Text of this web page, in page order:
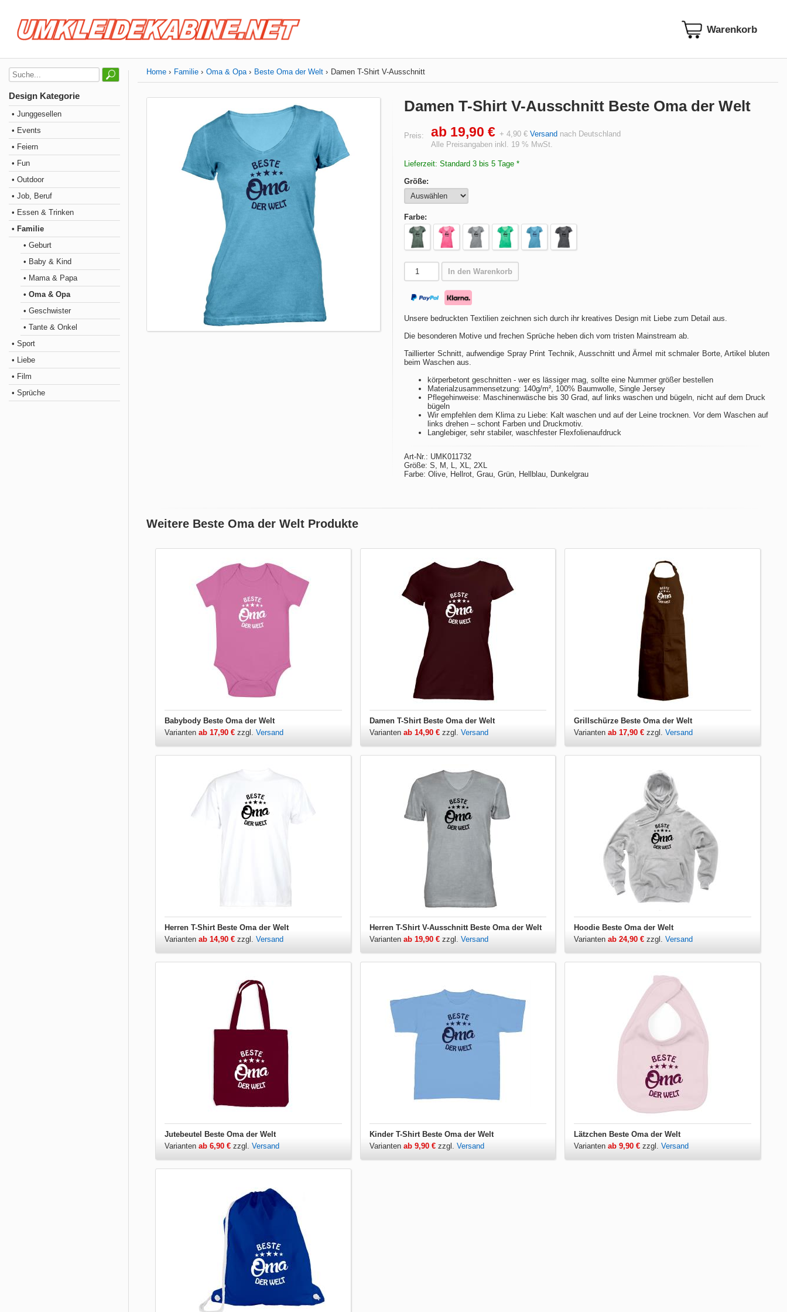
Design Kategorie
• Junggesellen
• Events
• Feiern
• Fun
• Outdoor
• Job, Beruf
• Essen & Trinken
• Familie
• Geburt
• Baby & Kind
• Mama & Papa
• Oma & Opa
• Geschwister
• Tante & Onkel
• Sport
• Liebe
• Film
• Sprüche
Home Familie Oma & Opa Beste Oma der Welt Damen T-Shirt V-Ausschnitt
Damen T-Shirt V-Ausschnitt Beste Oma der Welt
Preis: ab 19,90 € + 4,90 € Versand nach Deutschland
Alle Preisangaben inkl. 19 % MwSt.
Lieferzeit: Standard 3 bis 5 Tage *
Größe:
Farbe:
In den Warenkorb
Unsere bedruckten Textilien zeichnen sich durch ihr kreatives Design mit Liebe zum Detail aus.
Die besonderen Motive und frechen Sprüche heben dich vom tristen Mainstream ab.
Taillierter Schnitt, aufwendige Spray Print Technik, Ausschnitt und Ärmel mit schmaler Borte, Artikel bluten
beim Waschen aus.
körperbetont geschnitten - wer es lässiger mag, sollte eine Nummer größer bestellen
Materialzusammensetzung: 140g/m², 100% Baumwolle, Single Jersey
Pflegehinweise: Maschinenwäsche bis 30 Grad, auf links waschen und bügeln, nicht auf dem Druck
bügeln
Wir empfehlen dem Klima zu Liebe: Kalt waschen und auf der Leine trocknen. Vor dem Waschen auf
links drehen – schont Farben und Druckmotiv.
Langlebiger, sehr stabiler, waschfester Flexfolienaufdruck
Art-Nr.: UMK011732
Größe: S, M, L, XL, 2XL
Farbe: Olive, Hellrot, Grau, Grün, Hellblau, Dunkelgrau
Weitere Beste Oma der Welt Produkte
Babybody Beste Oma der Welt
Varianten ab 17,90 € zzgl. Versand
Damen T-Shirt Beste Oma der Welt
Varianten ab 14,90 €zzgl. Versand
Grillschürze Beste Oma der Welt
Variantenab 17,90 € zzgl.Versand
Herren T-Shirt Beste Oma der Welt
Varianten ab 14,90 € zzgl. Versand
Herren T-Shirt V-Ausschnitt Beste Oma der Welt
Varianten ab 19,90 €zzgl. Versand
Hoodie Beste Oma der Welt
Variantenab 24,90 € zzgl.Versand
Jutebeutel Beste Oma der Welt
Varianten ab 6,90 € zzgl. Versand
Kinder T-Shirt Beste Oma der Welt
Varianten ab 9,90 €zzgl. Versand
Lätzchen Beste Oma der Welt
Variantenab 9,90 € zzgl.Versand